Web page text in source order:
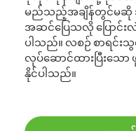
မည်သည့်အချိန်တွင်မဆို
အဆင်ပြေသလို ပြောင်
ပါသည်။ လစဉ် စာရင်း
လုပ်ဆောင်ထားပြီးသော
နိုင်ပါသည်။